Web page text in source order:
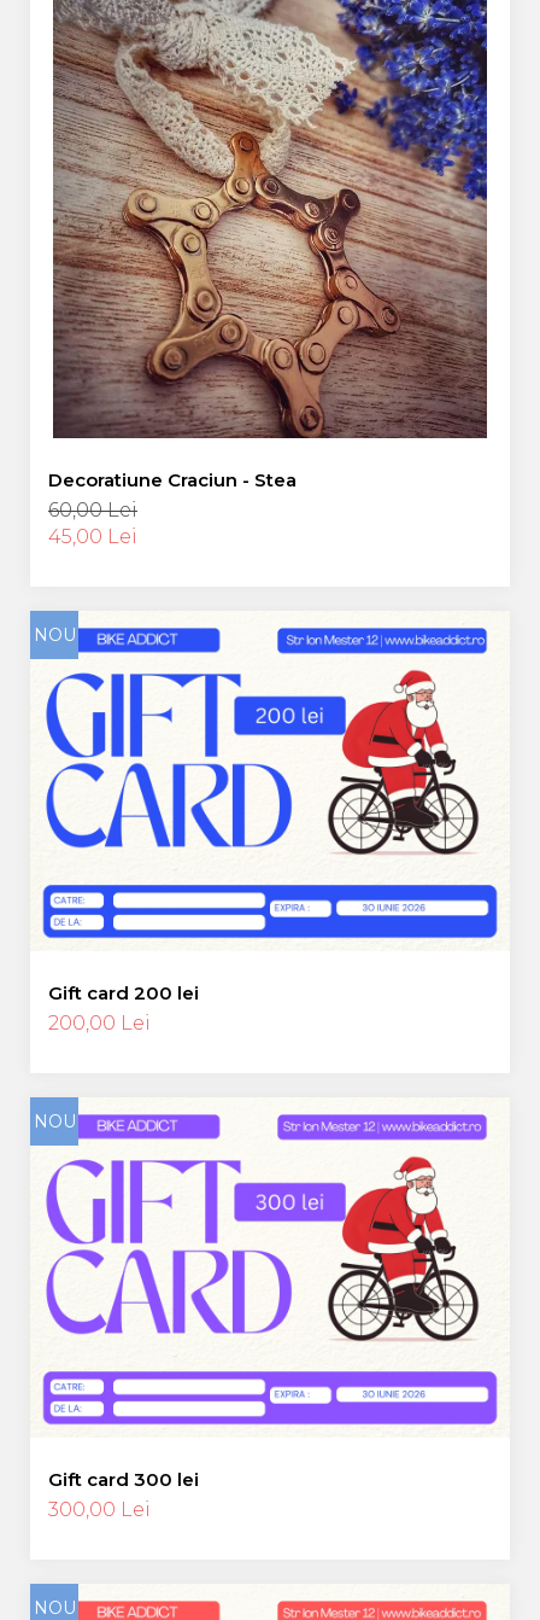
Decoratiune Craciun - Stea
60,00 Lei
45,00 Lei
NOU
Gift card 200 lei
200,00 Lei
NOU
Gift card 300 lei
300,00 Lei
NOU